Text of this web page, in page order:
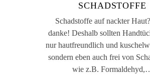
SCHADSTOFFE
Schadstoffe auf nackter
danke! Deshalb sollten
nur hautfreundlich und
sondern eben auch frei von
wie z.B.